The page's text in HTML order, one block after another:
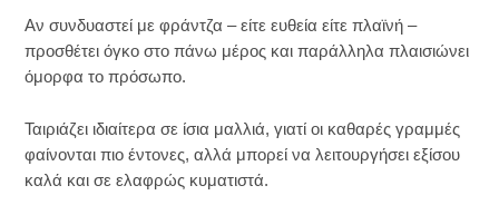
Αν συνδυαστεί με φράντζα – είτε ευθεία είτε πλαϊνή –
προσθέτει όγκο στο πάνω μέρος και παράλληλα πλαισιώνει
όμορφα το πρόσωπο.
Ταιριάζει ιδιαίτερα σε ίσια μαλλιά, γιατί οι καθαρές γραμμές
φαίνονται πιο έντονες, αλλά μπορεί να λειτουργήσει εξίσου
καλά και σε ελαφρώς κυματιστά.